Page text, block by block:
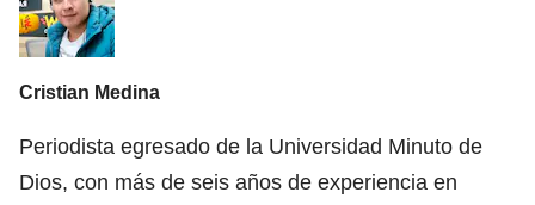
Cristian Medina
Periodista egresado de la Universidad Minuto de
Dios, con más de seis años de experiencia en